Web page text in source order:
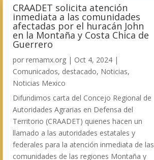
CRAADET solicita atención
inmediata a las comunidades
afectadas por el huracán John
en la Montaña y Costa Chica de
Guerrero
por remamx.org| Oct 4, 2024|
Comunicados, destacado, Noticias,
Noticias Mexico
Difundimos carta del Concejo Regional de
Autoridades Agrarias en Defensa del
Territorio (CRAADET) quienes hacen un
llamado a las autoridades estatales y
federales para la atención inmediata de las
comunidades de las regiones Montaña y